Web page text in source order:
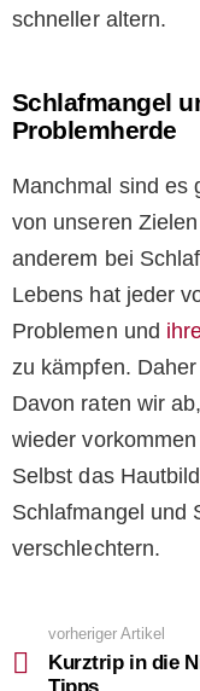
schneller altern.
Schlafmangel
Problemherde
Manchmal sind es
von unseren
anderem bei
Lebens hat jeder
Problemen und
zu kämpfen.
Davon raten wir
wieder
Selbst das
Schlafmangel und
verschlechtern.
more
vorheriger Artikel
Kurztrip in die